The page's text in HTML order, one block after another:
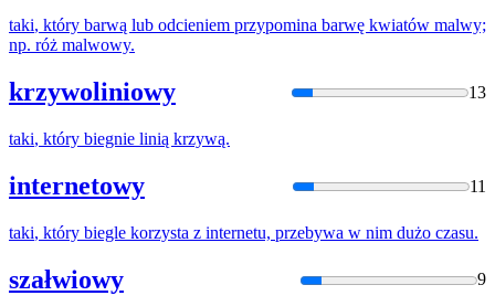
taki, który barwą lub odcieniem przypomina barwę kwiatów malwy;
np. róż malwowy.
krzywoliniowy 13
taki, który biegnie linią krzywą.
internetowy 11
taki, który biegle korzysta z internetu, przebywa w nim dużo czasu.
szałwiowy 9